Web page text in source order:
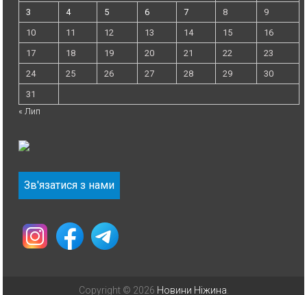
3
4 5 6 7 8
9
10
11 12 13 14 15
16
17
18 19 20 21 22
23
24
25 26 27 28 29
30
31
« Лип
Зв'язатися з нами
Copyright © 2026 Новини Ніжина.